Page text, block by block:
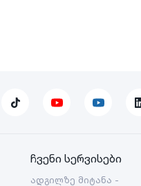
ჩვენი სერვისები
ადგილზე მიტანა -